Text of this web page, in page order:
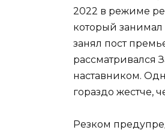
2022 в режиме
который занимал
занял пост
рассматривался
наставником.
гораздо жестче,
Резком